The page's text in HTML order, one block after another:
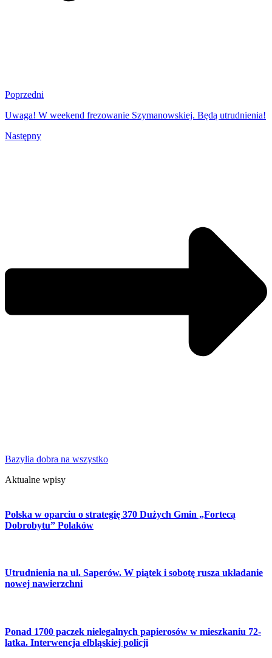
Poprzedni
Uwaga! W weekend frezowanie Szymanowskiej. Będą utrudnienia!
Następny
Bazylia dobra na wszystko
Aktualne wpisy
Polska w oparciu o strategię 370 Dużych Gmin „Fortecą
Dobrobytu” Polaków
Utrudnienia na ul. Saperów. W piątek i sobotę rusza układanie
nowej nawierzchni
Ponad 1700 paczek nielegalnych papierosów w mieszkaniu 72-
latka. Interwencja elbląskiej policji